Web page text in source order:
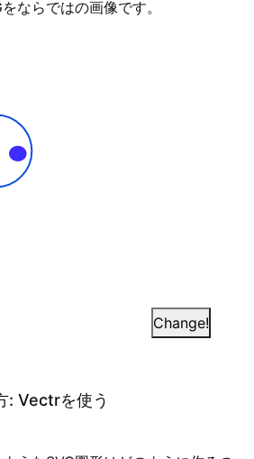
ならではの画像です。
Change!
: Vectrを使う